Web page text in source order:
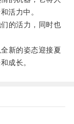
活力中。
的活力，同时也
新的姿态迎接夏
成长。